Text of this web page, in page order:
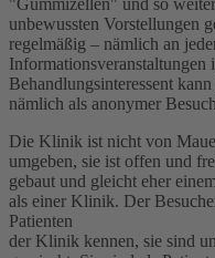
unbewussten Vorstellungen
regelmäßig – nämlich an
Behandlungsinteressent
nämlich als anonymer
Die Klinik ist nicht von
umgeben, sie ist offen und
gebaut und gleicht eher
als einer Klinik. Der
Patienten
der Klinik kennen, sie sind